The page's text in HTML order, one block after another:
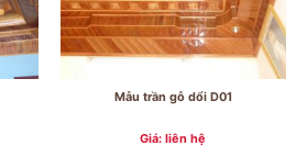
Mẫu trần gỗ dổi D01
Giá: liên hệ